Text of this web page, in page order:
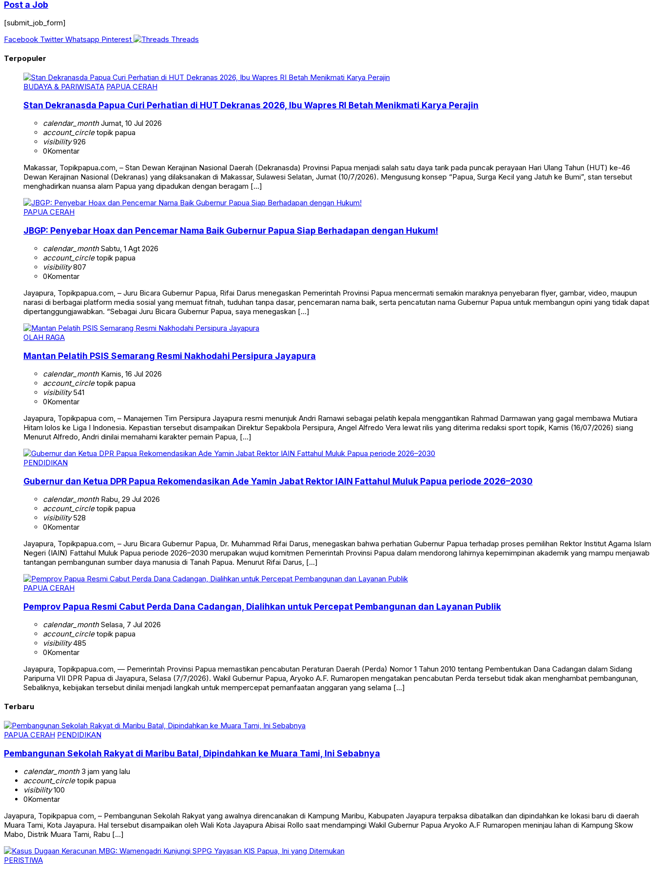
Post a Job
[submit_job_form]
Facebook Twitter Whatsapp Pinterest Threads
Terpopuler
BUDAYA & PARIWISATA PAPUA CERAH
Stan Dekranasda Papua Curi Perhatian di HUT Dekranas 2026, Ibu Wapres RI Betah Menikmati Karya Perajin
calendar_monthJumat, 10 Jul 2026
account_circletopik papua
visibility926
0Komentar
Makassar, Topikpapua.com, – Stan Dewan Kerajinan Nasional Daerah (Dekranasda) Provinsi Papua menjadi salah satu daya tarik pada puncak perayaan Hari Ulang Tahun (HUT) ke-46
Dewan Kerajinan Nasional (Dekranas) yang dilaksanakan di Makassar, Sulawesi Selatan, Jumat (10/7/2026). Mengusung konsep “Papua, Surga Kecil yang Jatuh ke Bumi”, stan tersebut
menghadirkan nuansa alam Papua yang dipadukan dengan beragam […]
PAPUA CERAH
JBGP: Penyebar Hoax dan Pencemar Nama Baik Gubernur Papua Siap Berhadapan dengan Hukum!
calendar_monthSabtu, 1 Agt 2026
account_circletopik papua
visibility807
0Komentar
Jayapura, Topikpapua.com, – Juru Bicara Gubernur Papua, Rifai Darus menegaskan Pemerintah Provinsi Papua mencermati semakin maraknya penyebaran flyer, gambar, video, maupun
narasi di berbagai platform media sosial yang memuat fitnah, tuduhan tanpa dasar, pencemaran nama baik, serta pencatutan nama Gubernur Papua untuk membangun opini yang tidak dapat
dipertanggungjawabkan. “Sebagai Juru Bicara Gubernur Papua, saya menegaskan […]
OLAH RAGA
Mantan Pelatih PSIS Semarang Resmi Nakhodahi Persipura Jayapura
calendar_monthKamis, 16 Jul 2026
account_circletopik papua
visibility541
0Komentar
Jayapura, Topikpapua com, – Manajemen Tim Persipura Jayapura resmi menunjuk Andri Ramawi sebagai pelatih kepala menggantikan Rahmad Darmawan yang gagal membawa Mutiara
Hitam lolos ke Liga I Indonesia. Kepastian tersebut disampaikan Direktur Sepakbola Persipura, Angel Alfredo Vera lewat rilis yang diterima redaksi sport topik, Kamis (16/07/2026) siang
Menurut Alfredo, Andri dinilai memahami karakter pemain Papua, […]
PENDIDIKAN
Gubernur dan Ketua DPR Papua Rekomendasikan Ade Yamin Jabat Rektor IAIN Fattahul Muluk Papua periode 2026–2030
calendar_monthRabu, 29 Jul 2026
account_circletopik papua
visibility528
0Komentar
Jayapura, Topikpapua.com, – Juru Bicara Gubernur Papua, Dr. Muhammad Rifai Darus, menegaskan bahwa perhatian Gubernur Papua terhadap proses pemilihan Rektor Institut Agama Islam
Negeri (IAIN) Fattahul Muluk Papua periode 2026–2030 merupakan wujud komitmen Pemerintah Provinsi Papua dalam mendorong lahirnya kepemimpinan akademik yang mampu menjawab
tantangan pembangunan sumber daya manusia di Tanah Papua. Menurut Rifai Darus, […]
PAPUA CERAH
Pemprov Papua Resmi Cabut Perda Dana Cadangan, Dialihkan untuk Percepat Pembangunan dan Layanan Publik
calendar_monthSelasa, 7 Jul 2026
account_circletopik papua
visibility485
0Komentar
Jayapura, Topikpapua.com, — Pemerintah Provinsi Papua memastikan pencabutan Peraturan Daerah (Perda) Nomor 1 Tahun 2010 tentang Pembentukan Dana Cadangan dalam Sidang
Paripurna VII DPR Papua di Jayapura, Selasa (7/7/2026). Wakil Gubernur Papua, Aryoko A.F. Rumaropen mengatakan pencabutan Perda tersebut tidak akan menghambat pembangunan,
Sebaliknya, kebijakan tersebut dinilai menjadi langkah untuk mempercepat pemanfaatan anggaran yang selama […]
Terbaru
PAPUA CERAH PENDIDIKAN
Pembangunan Sekolah Rakyat di Maribu Batal, Dipindahkan ke Muara Tami, Ini Sebabnya
calendar_month3 jam yang lalu
account_circletopik papua
visibility100
0Komentar
Jayapura, Topikpapua com, – Pembangunan Sekolah Rakyat yang awalnya direncanakan di Kampung Maribu, Kabupaten Jayapura terpaksa dibatalkan dan dipindahkan ke lokasi baru di daerah
Muara Tami, Kota Jayapura. Hal tersebut disampaikan oleh Wali Kota Jayapura Abisai Rollo saat mendampingi Wakil Gubernur Papua Aryoko A.F Rumaropen meninjau lahan di Kampung Skow
Mabo, Distrik Muara Tami, Rabu […]
PERISTIWA